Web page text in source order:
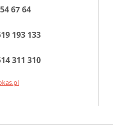
67 64
193 133
311 310